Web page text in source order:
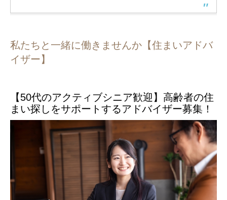
私たちと一緒に働きませんか【住まいアドバ
イザー】
【50代のアクティブシニア歓迎】高齢者の住
まい探しをサポートするアドバイザー募集！